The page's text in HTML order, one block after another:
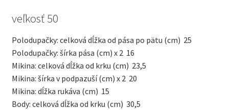
veľkosť 50
Polodupačky: celková dĺžka od pása po pätu (cm) 25
Polodupačky: šírka pása (cm) x 2 16
Mikina: celková dĺžka od krku (cm) 23,5
Mikina: šírka v podpazuší (cm) x 2 20
Mikina: dĺžka rukáva (cm) 15
Body: celková dĺžka od krku (cm) 30,5